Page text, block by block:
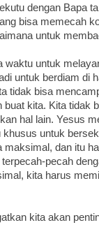
dengan Bapa
bisa memecah
untuk
waktu untuk
untuk berdiam di
tidak bisa
kita. Kita tidak
hal lain. Yesus
untuk
maksimal, dan itu
pecah
kita harus
kita akan